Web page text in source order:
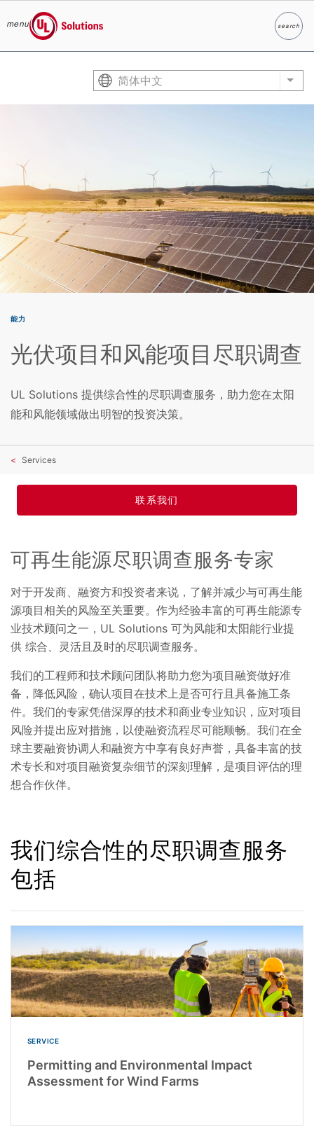
menu
UL Solutions
searchSearch
简体中文 List
能力
光伏项目和风能项目尽职调查
UL Solutions 提供综合性的尽职调查服务，助力您在太阳
能和风能领域做出明智的投资决策。
Services
联系我们
可再生能源尽职调查服务专家
对于开发商、融资方和投资者来说，了解并减少与可再生能
源项目相关的风险至关重要。作为经验丰富的可再生能源专
业技术顾问之一，UL Solutions 可为风能和太阳能行业提
供 综合、灵活且及时的尽职调查服务。
我们的工程师和技术顾问团队将助力您为项目融资做好准
备，降低风险，确认项目在技术上是否可行且具备施工条
件。我们的专家凭借深厚的技术和商业专业知识，应对项目
风险并提出应对措施，以使融资流程尽可能顺畅。我们在全
球主要融资协调人和融资方中享有良好声誉，具备丰富的技
术专长和对项目融资复杂细节的深刻理解，是项目评估的理
想合作伙伴。
我们综合性的尽职调查服务
包括
SERVICE
Permitting and Environmental Impact
Assessment for Wind Farms